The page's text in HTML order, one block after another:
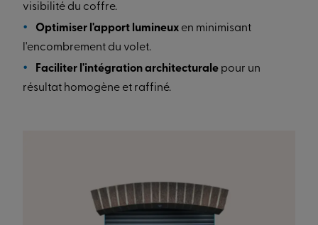
visibilité du coffre.
Optimiser l'apport lumineux en minimisant
l'encombrement du volet.
Faciliter l'intégration architecturale pour un
résultat homogène et raffiné.